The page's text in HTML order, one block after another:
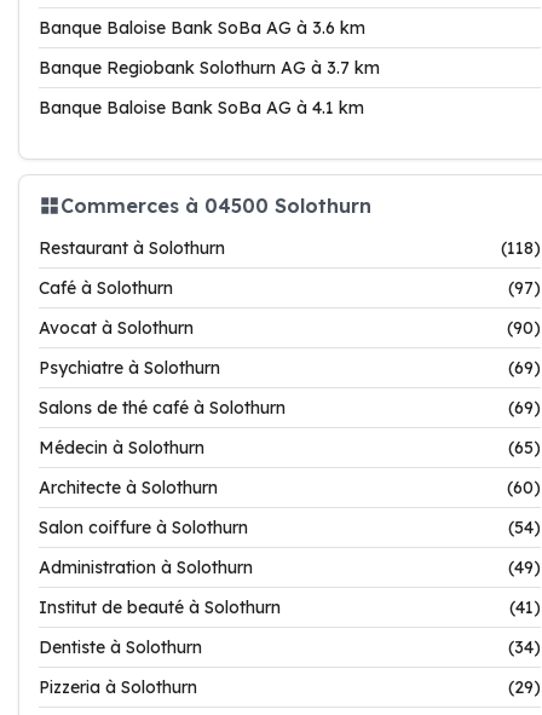
Banque Baloise Bank SoBa AG à 3.6 km
Banque Regiobank Solothurn AG à 3.7 km
Banque Baloise Bank SoBa AG à 4.1 km
Commerces à 04500 Solothurn
Restaurant à Solothurn
(118)
Café à Solothurn
(97)
Avocat à Solothurn
(90)
Psychiatre à Solothurn
(69)
Salons de thé café à Solothurn
(69)
Médecin à Solothurn
(65)
Architecte à Solothurn
(60)
Salon coiffure à Solothurn
(54)
Administration à Solothurn
(49)
Institut de beauté à Solothurn
(41)
Dentiste à Solothurn
(34)
Pizzeria à Solothurn
(29)